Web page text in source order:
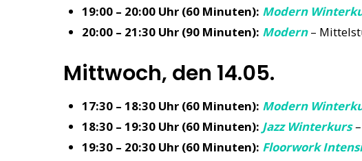
19:00 – 20:00 Uhr (60 Minuten): Modern
20:00 – 21:30 Uhr (90 Minuten): Modern–
Mittwoch, den 14.05.
17:30 – 18:30 Uhr (60 Minuten): Modern
18:30 – 19:30 Uhr (60 Minuten): Jazz Winterkurs–
19:30 – 20:30 Uhr (60 Minuten): Floorwork